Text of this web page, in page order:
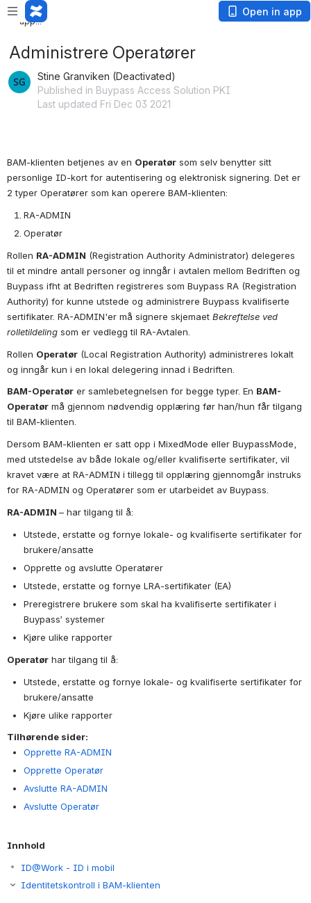
Loading
app...
Open in app
Administrere Operatører
Stine Granviken (Deactivated)
Published in Buypass Access Solution PKI
Last updated Fri Dec 03 2021
BAM-klienten betjenes av en Operatør som selv benytter sitt
personlige ID-kort for autentisering og elektronisk signering. Det er
2 typer Operatører som kan operere BAM-klienten:
RA-ADMIN
Operatør
Rollen RA-ADMIN (Registration Authority Administrator) delegeres
til et mindre antall personer og inngår i avtalen mellom Bedriften og
Buypass ifht at Bedriften registreres som Buypass RA (Registration
Authority) for kunne utstede og administrere Buypass kvalifiserte
sertifikater. RA-ADMIN'er må signere skjemaet Bekreftelse ved
rolletildeling som er vedlegg til RA-Avtalen.
Rollen Operatør (Local Registration Authority) administreres lokalt
og inngår kun i en lokal delegering innad i Bedriften.
BAM-Operatør er samlebetegnelsen for begge typer. En BAM-
Operatør må gjennom nødvendig opplæring før han/hun får tilgang
til BAM-klienten.
Dersom BAM-klienten er satt opp i MixedMode eller BuypassMode,
med utstedelse av både lokale og/eller kvalifiserte sertifikater, vil
kravet være at RA-ADMIN i tillegg til opplæring gjennomgår instruks
for RA-ADMIN og Operatører som er utarbeidet av Buypass.
RA-ADMIN – har tilgang til å:
Utstede, erstatte og fornye lokale- og kvalifiserte sertifikater for
brukere/ansatte
Opprette og avslutte Operatører
Utstede, erstatte og fornye LRA-sertifikater (EA)
Preregistrere brukere som skal ha kvalifiserte sertifikater i
Buypass’ systemer
Kjøre ulike rapporter
Operatør har tilgang til å:
Utstede, erstatte og fornye lokale- og kvalifiserte sertifikater for
brukere/ansatte
Kjøre ulike rapporter
Tilhørende sider:
Opprette RA-ADMIN
Opprette Operatør
Avslutte RA-ADMIN
Avslutte Operatør
Innhold
ID@Work - ID i mobil
Identitetskontroll i BAM-klienten